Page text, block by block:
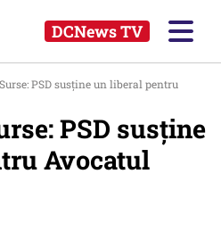
DCNews TV
Surse: PSD susține un liberal pentru
PSD susține
Avocatul